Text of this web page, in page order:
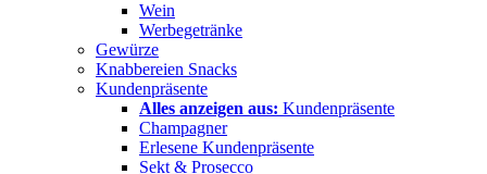
Wein
Werbegetränke
Gewürze
Knabbereien Snacks
Kundenpräsente
Alles anzeigen aus: Kundenpräsente
Champagner
Erlesene Kundenpräsente
Sekt & Prosecco